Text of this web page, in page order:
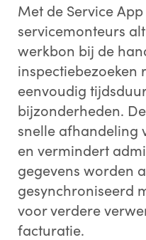
Met de Service
servicemonteurs
werkbon bij de
inspectiebezoeken
eenvoudig
bijzonderheden.
snelle afhandeling
en vermindert
gegevens worden
gesynchroniseerd
voor verdere
facturatie.